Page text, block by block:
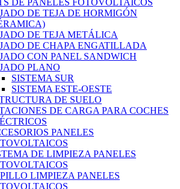
DE PANELES FOTOVOLTAICOS
DE TEJA DE HORMIGÓN
DE TEJA METÁLICA
DE CHAPA ENGATILLADA
CON PANEL SANDWICH
PLANO
SISTEMA SUR
SISTEMA ESTE-OESTE
DE SUELO
DE CARGA PARA COCHES
PANELES
DE LIMPIEZA PANELES
LIMPIEZA PANELES